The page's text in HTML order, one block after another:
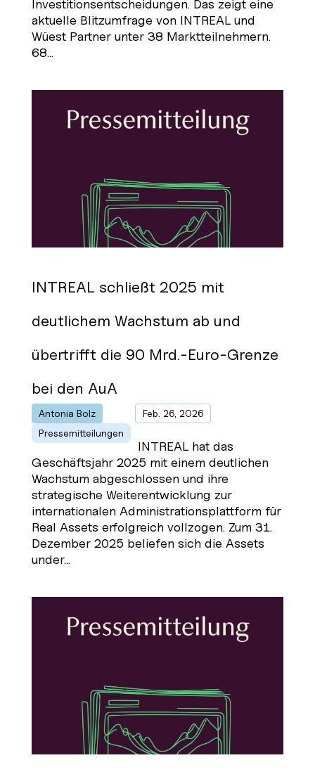
Investitionsentscheidungen. Das zeigt eine
aktuelle Blitzumfrage von INTREAL und
Wüest Partner unter 38 Marktteilnehmern.
68...
INTREAL schließt 2025 mit
deutlichem Wachstum ab und
übertrifft die 90 Mrd.-Euro-Grenze
bei den AuA
Antonia Bolz Feb. 26, 2026
Pressemitteilungen
INTREAL hat das
Geschäftsjahr 2025 mit einem deutlichen
Wachstum abgeschlossen und ihre
strategische Weiterentwicklung zur
internationalen Administrationsplattform für
Real Assets erfolgreich vollzogen. Zum 31.
Dezember 2025 beliefen sich die Assets
under...